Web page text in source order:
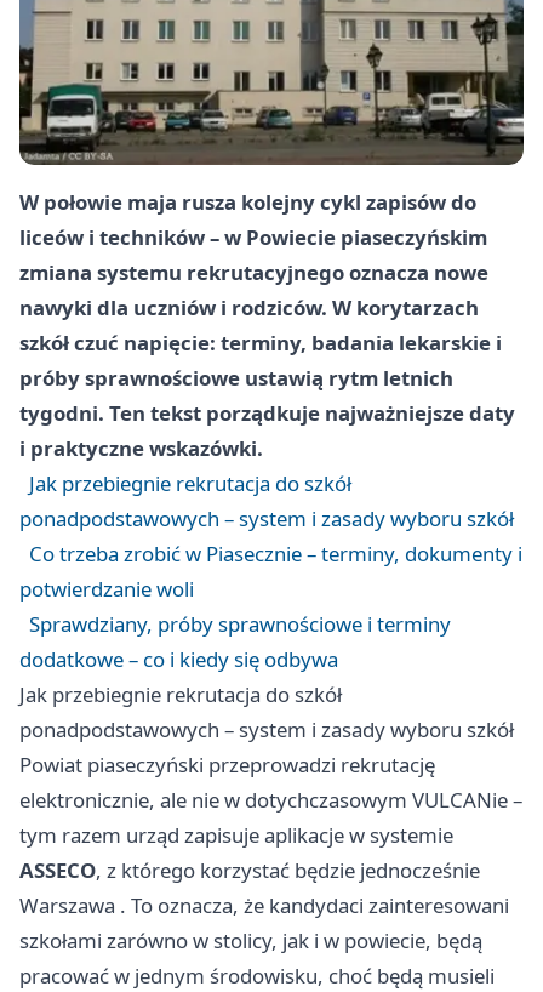
W połowie maja rusza kolejny cykl zapisów do
liceów i techników – w Powiecie piaseczyńskim
zmiana systemu rekrutacyjnego oznacza nowe
nawyki dla uczniów i rodziców. W korytarzach
szkół czuć napięcie: terminy, badania lekarskie i
próby sprawnościowe ustawią rytm letnich
tygodni. Ten tekst porządkuje najważniejsze daty
i praktyczne wskazówki.
Jak przebiegnie rekrutacja do szkół
ponadpodstawowych – system i zasady wyboru szkół
Co trzeba zrobić w Piasecznie – terminy, dokumenty i
potwierdzanie woli
Sprawdziany, próby sprawnościowe i terminy
dodatkowe – co i kiedy się odbywa
Jak przebiegnie rekrutacja do szkół
ponadpodstawowych – system i zasady wyboru szkół
Powiat piaseczyński przeprowadzi rekrutację
elektronicznie, ale nie w dotychczasowym VULCANie –
tym razem urząd zapisuje aplikacje w systemie
ASSECO, z którego korzystać będzie jednocześnie
Warszawa . To oznacza, że kandydaci zainteresowani
szkołami zarówno w stolicy, jak i w powiecie, będą
pracować w jednym środowisku, choć będą musieli